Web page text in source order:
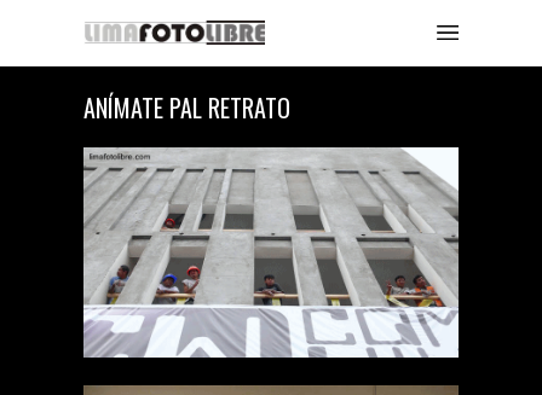
ANÍMATE PAL RETRATO